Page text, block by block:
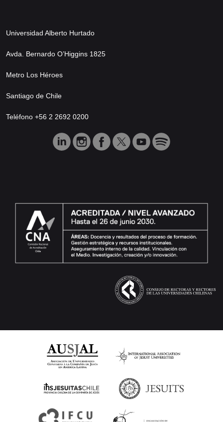
Universidad Alberto Hurtado
Avda. Bernardo O’Higgins 1825
Metro Los Héroes
Santiago de Chile
Teléfono +56 2 2692 0200